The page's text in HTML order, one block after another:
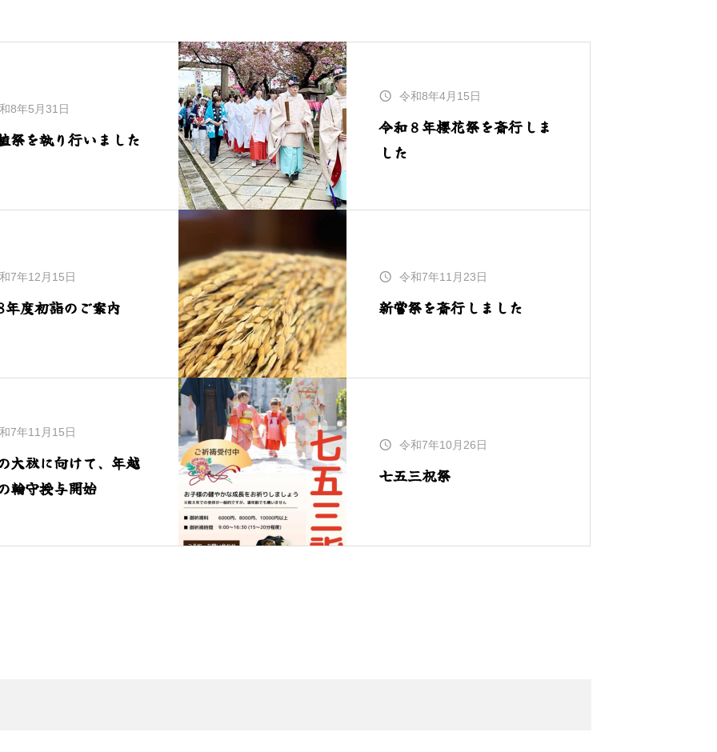
8年5月31日
祭を執り行いました
令和8年4月15日
令和８年櫻花祭を斎行しま
した
7年12月15日
度初詣のご案内
令和7年11月23日
新嘗祭を斎行しました
7年11月15日
大祓に向けて、年越
輪守授与開始
令和7年10月26日
七五三祝祭